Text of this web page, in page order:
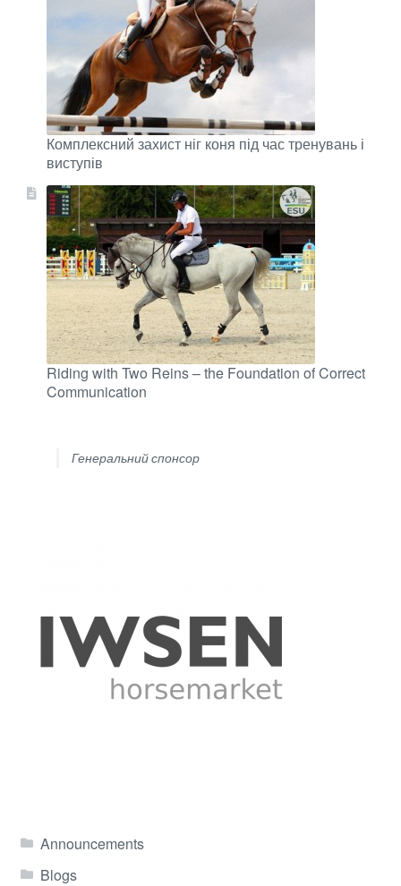
Комплексний захист ніг коня під час тренувань і
виступів
Riding with Two Reins – the Foundation of Correct
Communication
Генеральний спонсор
Announcements
Blogs